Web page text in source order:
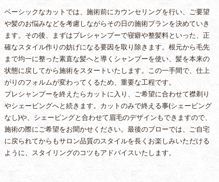
ベーシックなカットでは、施術前にカウンセリングを行い、ご要望
や髪のお悩みなどを考慮しながらその日の施術プランを決めていき
ます。その後、まずはプレシャンプーで寝癖や整髪料といった、正
確なスタイル作りの妨げになる要因を取り除きます。根元から毛先
まで均一に整った素直な髪へと導くシャンプーを使い、髪を本来の
状態に戻してから施術をスタートいたします。この一手間で、仕上
がりのフォルムが変わってくるため、重要な工程です。
プレシャンプーを終えたらカットに入り、ご希望に合わせて襟剃り
やシェービングへと続きます。カットのみで終える事(シェービング
なし)や、シェービングと合わせて眉毛のデザインもできますので、
施術の際にご希望をお聞かせください。最後のブローでは、ご自宅
に戻られてからもサロン品質のスタイルを長くお楽しみいただける
ように、スタイリングのコツもアドバイスいたします。